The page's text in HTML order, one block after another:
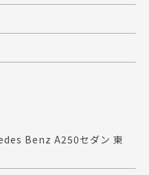
Benz A250セダン 東